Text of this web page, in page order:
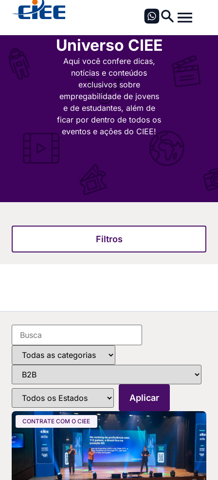
Universo CIEE
Aqui você confere dicas,
notícias e conteúdos
exclusivos sobre
empregabilidade de jovens
e de estudantes, além de
ficar por dentro de todos os
eventos e ações do CIEE!
Filtros
CONTRATE COM O CIEE